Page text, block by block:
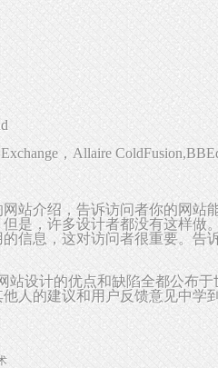
，Allaire
介绍，告诉访问者你的网站
是，许多设计者都没有这样做
信息，这对访问者很重要。告
设计的优点和缺陷全都公布于
他人的建议和用户反馈意见中